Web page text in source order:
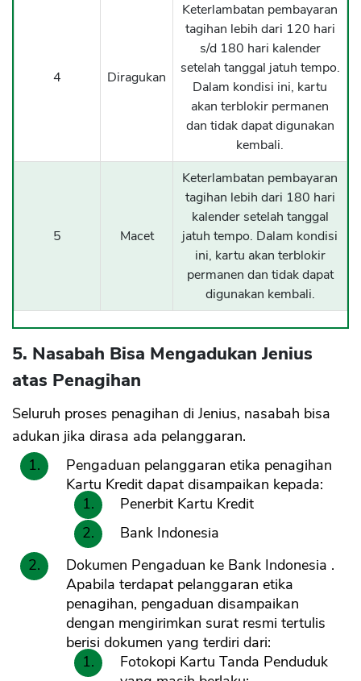
4 Diragukan
Keterlambatan pembayaran
tagihan lebih dari 120 hari
s/d 180 hari kalender
setelah tanggal jatuh tempo.
Dalam kondisi ini, kartu
akan terblokir permanen
dan tidak dapat digunakan
kembali.
5 Macet
Keterlambatan pembayaran
tagihan lebih dari 180 hari
kalender setelah tanggal
jatuh tempo. Dalam kondisi
ini, kartu akan terblokir
permanen dan tidak dapat
digunakan kembali.
5. Nasabah Bisa Mengadukan Jenius
atas Penagihan
Seluruh proses penagihan di Jenius, nasabah bisa
adukan jika dirasa ada pelanggaran.
Pengaduan pelanggaran etika penagihan
Kartu Kredit dapat disampaikan kepada:
Penerbit Kartu Kredit
Bank Indonesia
Dokumen Pengaduan ke Bank Indonesia .
Apabila terdapat pelanggaran etika
penagihan, pengaduan disampaikan
dengan mengirimkan surat resmi tertulis
berisi dokumen yang terdiri dari:
Fotokopi Kartu Tanda Penduduk